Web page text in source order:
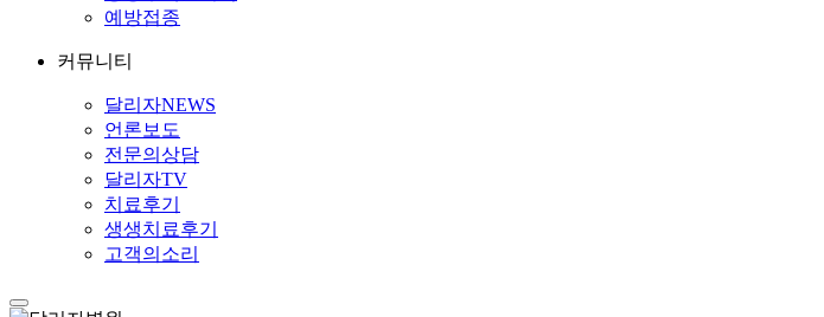
예방접종
커뮤니티
달리자NEWS
언론보도
전문의상담
달리자TV
치료후기
생생치료후기
고객의소리